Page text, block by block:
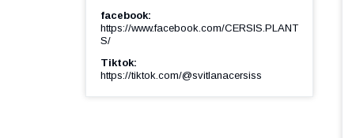
facebook
https://www.facebook.com/CERSIS.PLANT
S/
Tiktok
https://tiktok.com/@svitlanacersiss